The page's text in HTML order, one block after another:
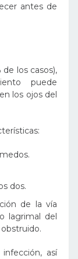
antes de
los casos),
puede
los ojos del
dos.
de la vía
lagrimal del
así